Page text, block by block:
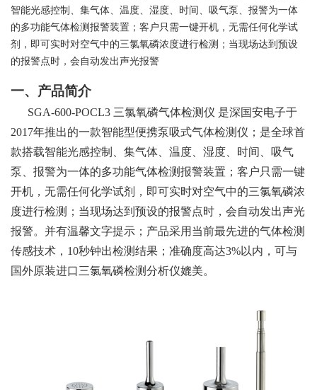
智能光感控制、集气体、温度、湿度、时间、吸气泵、报警为一体
的多功能气体检测报警装置；客户只需一键开机，无需任何化学试
剂，即可实时对空气中的三氯氧磷浓度进行检测；当现场达到预设
的报警点时，会自动发出声光报警
一、产品简介
SGA-600-POCL3 三氯氧磷气体检测仪 是深国安电子于
2017年推出的一款智能型便携泵吸式气体检测仪；是全球首
款搭载智能光感控制、集气体、温度、湿度、时间、吸气
泵、报警为一体的多功能气体检测报警装置；客户只需一键
开机，无需任何化学试剂，即可实时对空气中的三氯氧磷浓
度进行检测；当现场达到预设的报警点时，会自动发出声光
报警。并有温馨文字提示；产品采用当前最先进的气体检测
传感技术，10秒钟出检测结果；准确度高达3%以内，可与
国外原装进口三氯氧磷检测分析仪媲美。